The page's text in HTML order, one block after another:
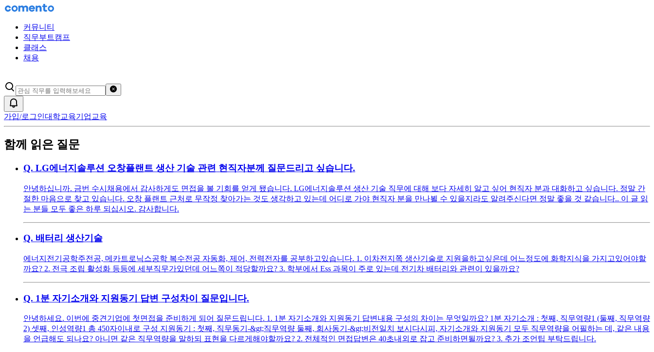
커뮤니티
직무부트캠프
클래스
채용
가입/로그인대학교육기업교육
함께 읽은 질문
Q. LG에너지솔루션 오창플랜트 생산 기술 관련 현직자분께 질문드리고 싶습니다.
안녕하십니까. 금번 수시채용에서 감사하게도 면접을 볼 기회를 얻게 됐습니다. LG에너지솔루션 생산 기술 직무에 대해 보다 자세히 알고 싶어 현직자 분과 대화하고 싶습니다. 정말 간
절한 마음으로 찾고 있습니다. 오창 플랜트 근처로 무작정 찾아가는 것도 생각하고 있는데 어디로 가야 현직자 분을 만나뵐 수 있을지라도 알려주신다면 정말 좋을 것 같습니다.. 이 글 읽
는 분들 모두 좋은 하루 되십시오. 감사합니다.
Q. 배터리 생산기술
에너지전기공학주전공, 메카트로닉스공학 복수전공 자동화, 제어, 전력전자를 공부하고있습니다. 1. 이차전지쪽 생산기술로 지원을하고싶은데 어느정도에 화학지식을 가지고있어야할
까요? 2. 전극 조립 활성화 등등에 세부직무가있던데 어느쪽이 적당할까요? 3. 학부에서 Ess 과목이 주로 있는데 전기차 배터리와 관련이 있을까요?
Q. 1분 자기소개와 지원동기 답변 구성차이 질문입니다.
안녕하세요. 이번에 중견기업에 첫면접을 준비하게 되어 질문드립니다. 1. 1분 자기소개와 지원동기 답변내용 구성의 차이는 무엇일까요? 1분 자기소개 : 첫째, 직무역량1 (둘째, 직무역량
2) 셋째, 인성역량1 총 450자이내로 구성 지원동기 : 첫째, 직무동기-&gt;직무역량 둘째, 회사동기-&gt;비전일치 보시다시피, 자기소개와 지원동기 모두 직무역량을 어필하는 데, 같은 내용
을 언급해도 되나요? 아니면 같은 직무역량을 말하되 표현을 다르게해야할까요? 2. 전체적인 면접답변은 40초내외로 잡고 준비하면될까요? 3. 추가 조언팁 부탁드립니다.